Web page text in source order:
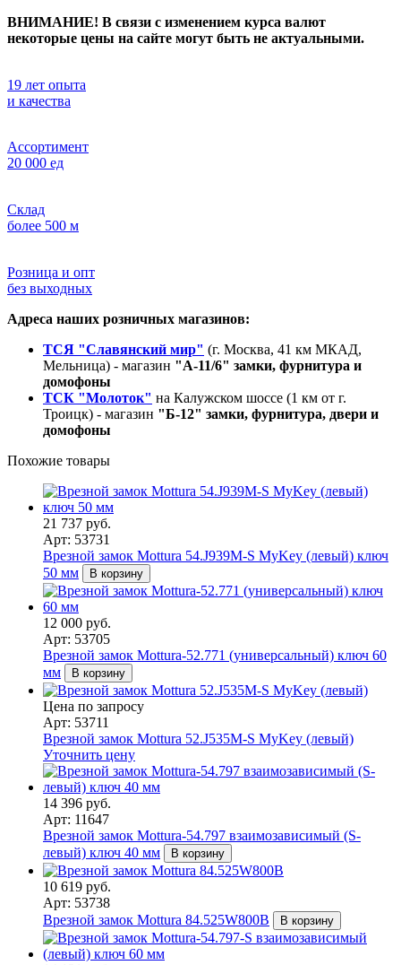
ВНИМАНИЕ! В связи с изменением курса валют
некоторые цены на сайте могут быть не актуальными.
19 лет опыта
и качества
Ассортимент
20 000 ед
Склад
более 500 м
Розница и опт
без выходных
Адреса наших розничных магазинов:
ТСЯ "Славянский мир" (г. Москва, 41 км МКАД,
Мельница) - магазин "А-11/6" замки, фурнитура и
домофоны
ТСК "Молоток" на Калужском шоссе (1 км от г.
Троицк) - магазин "Б-12" замки, фурнитура, двери и
домофоны
Похожие товары
21 737 руб.
Арт: 53731
Врезной замок Mottura 54.J939M-S MyKey (левый) ключ
50 мм
В корзину
12 000 руб.
Арт: 53705
Врезной замок Mottura-52.771 (универсальный) ключ 60
мм
В корзину
Цена по запросу
Арт: 53711
Врезной замок Mottura 52.J535M-S MyKey (левый)
Уточнить цену
14 396 руб.
Арт: 11647
Врезной замок Mottura-54.797 взаимозависимый (S-
левый) ключ 40 мм
В корзину
10 619 руб.
Арт: 53738
Врезной замок Mottura 84.525W800B
В корзину